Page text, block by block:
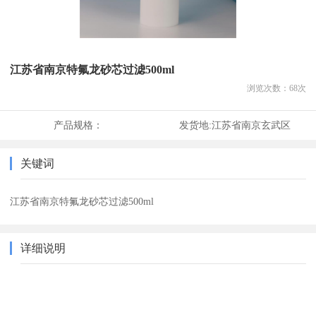
江苏省南京特氟龙砂芯过滤500ml
浏览次数： 68次
产品规格： 发货地:江苏省南京玄武区
关键词
江苏省南京特氟龙砂芯过滤500ml
详细说明